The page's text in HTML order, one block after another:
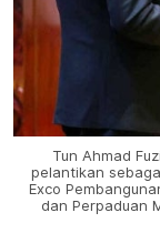
Tun Ahmad
pelantikan
Exco
dan Perpaduan